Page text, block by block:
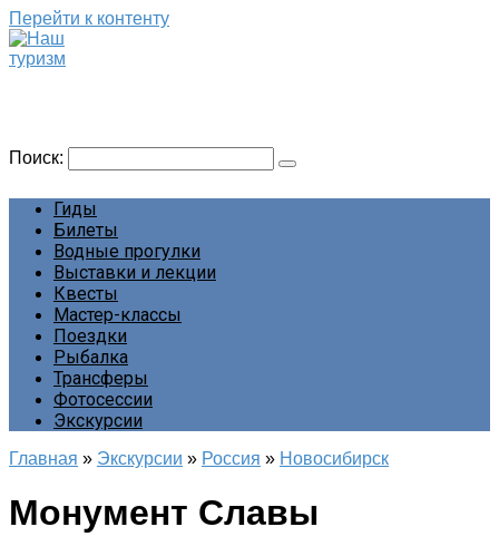
Перейти к контенту
Поиск:
Гиды
Билеты
Водные прогулки
Выставки и лекции
Квесты
Мастер-классы
Поездки
Рыбалка
Трансферы
Фотосессии
Экскурсии
Главная » Экскурсии » Россия » Новосибирск
Монумент Славы